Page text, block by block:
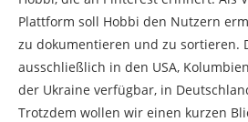
Plattform soll Hobbi den Nutzern
zu dokumentieren und zu sortieren.
ausschließlich in den USA,
der Ukraine verfügbar, in
Trotzdem wollen wir einen kurzen